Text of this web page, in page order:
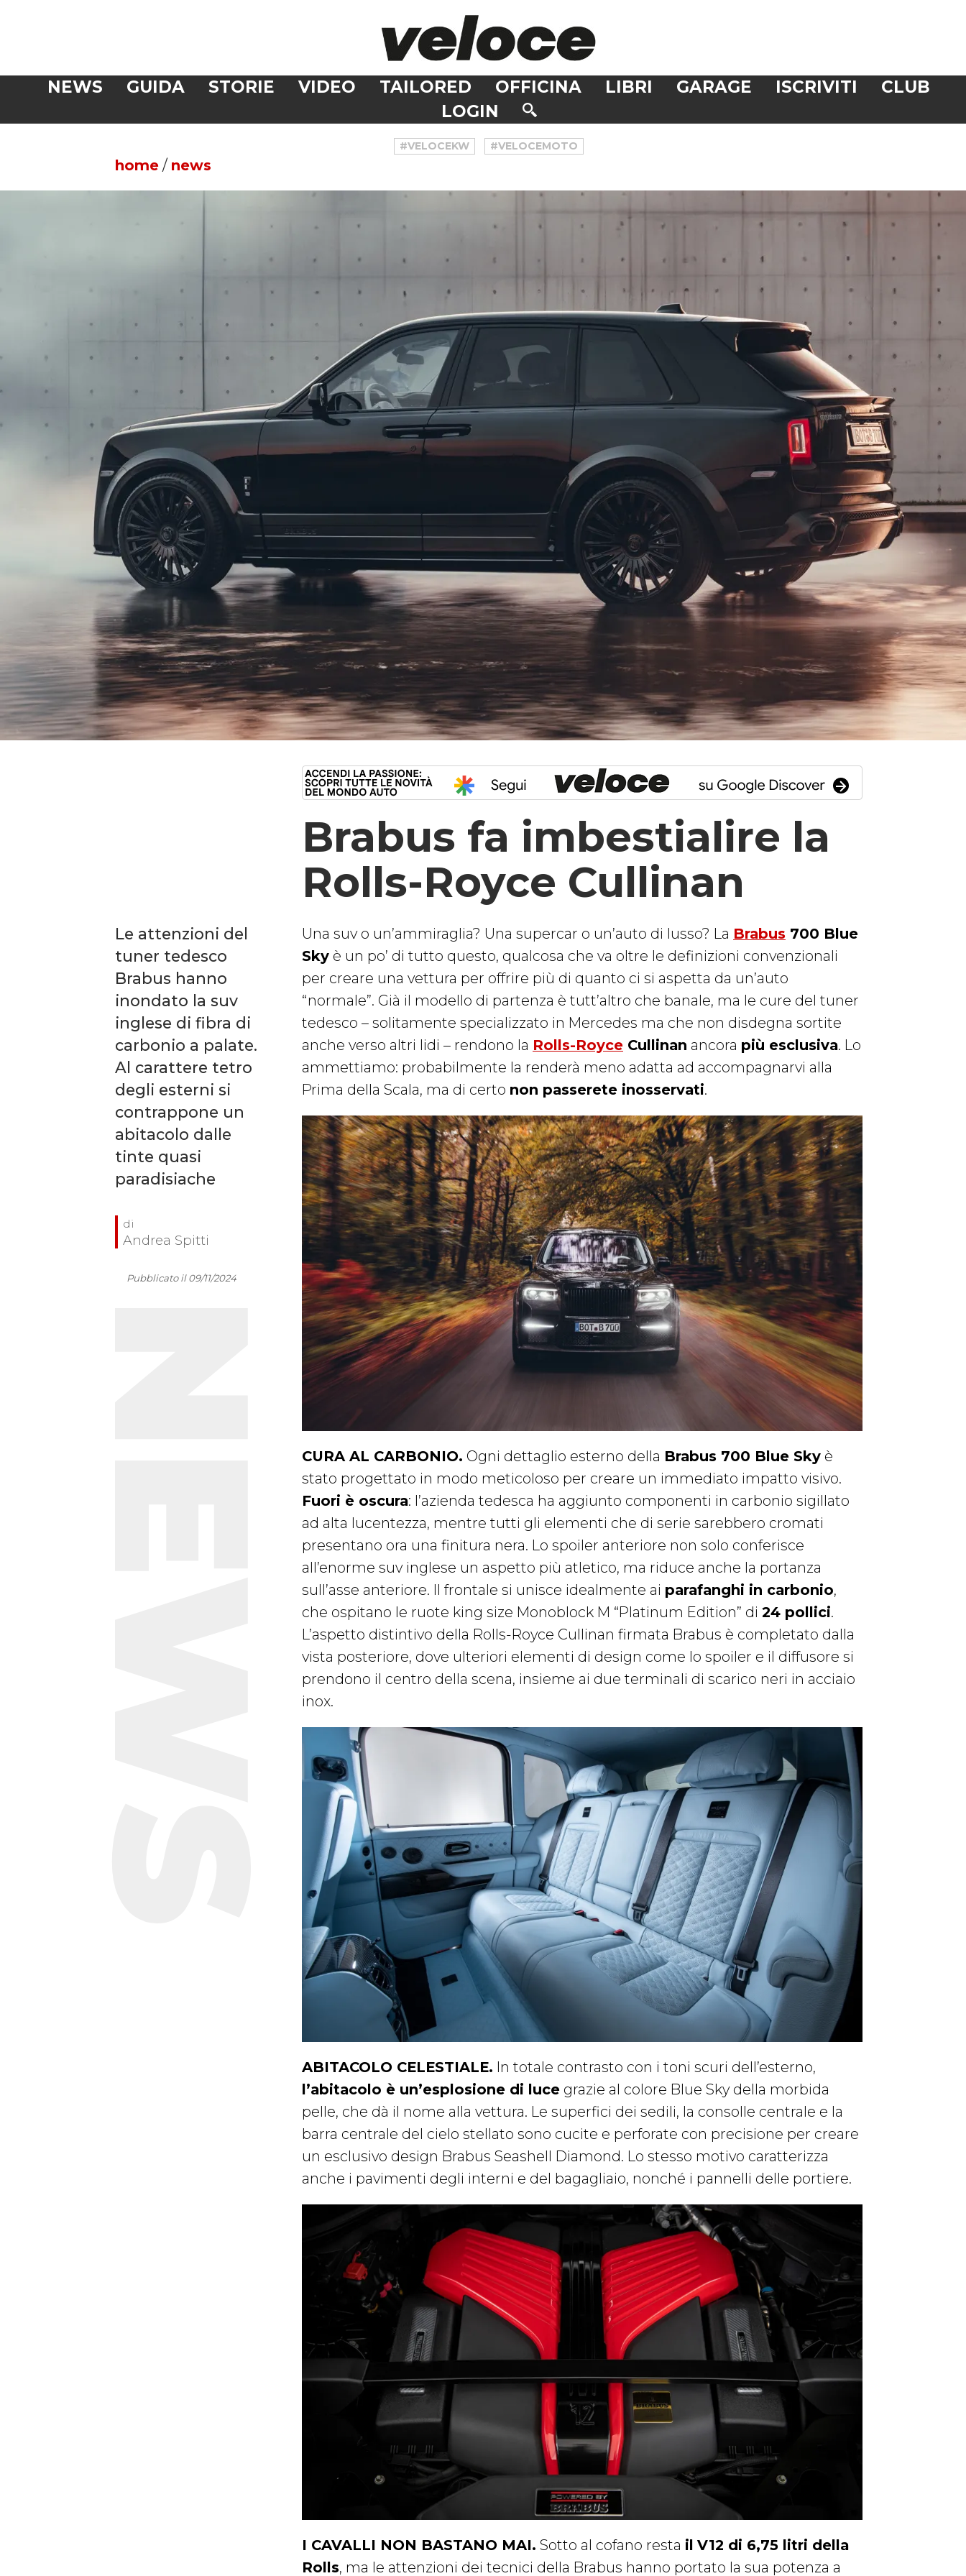
NEWS GUIDA STORIE VIDEO TAILORED OFFICINA LIBRI GARAGE ISCRIVITI
CLUB
LOGIN
#VELOCEKW #VELOCEMOTO
home / news
Brabus fa imbestialire la
Rolls-Royce Cullinan
Le attenzioni del
tuner tedesco
Brabus hanno
inondato la suv
inglese di fibra di
carbonio a palate.
Al carattere tetro
degli esterni si
contrappone un
abitacolo dalle
tinte quasi
paradisiache
Andrea Spitti
Pubblicato il 09/11/2024
Una suv o un’ammiraglia? Una supercar o un’auto di lusso? La Brabus 700 Blue
Sky è un po’ di tutto questo, qualcosa che va oltre le definizioni convenzionali
per creare una vettura per offrire più di quanto ci si aspetta da un’auto
“normale”. Già il modello di partenza è tutt’altro che banale, ma le cure del tuner
tedesco – solitamente specializzato in Mercedes ma che non disdegna sortite
anche verso altri lidi – rendono la Rolls-Royce Cullinan ancora più esclusiva. Lo
ammettiamo: probabilmente la renderà meno adatta ad accompagnarvi alla
Prima della Scala, ma di certo non passerete inosservati.
CURA AL CARBONIO. Ogni dettaglio esterno della Brabus 700 Blue Sky è
stato progettato in modo meticoloso per creare un immediato impatto visivo.
Fuori è oscura: l’azienda tedesca ha aggiunto componenti in carbonio sigillato
ad alta lucentezza, mentre tutti gli elementi che di serie sarebbero cromati
presentano ora una finitura nera. Lo spoiler anteriore non solo conferisce
all’enorme suv inglese un aspetto più atletico, ma riduce anche la portanza
sull’asse anteriore. Il frontale si unisce idealmente ai parafanghi in carbonio,
che ospitano le ruote king size Monoblock M “Platinum Edition” di 24 pollici.
L’aspetto distintivo della Rolls-Royce Cullinan firmata Brabus è completato dalla
vista posteriore, dove ulteriori elementi di design come lo spoiler e il diffusore si
prendono il centro della scena, insieme ai due terminali di scarico neri in acciaio
inox.
ABITACOLO CELESTIALE. In totale contrasto con i toni scuri dell’esterno,
l’abitacolo è un’esplosione di luce grazie al colore Blue Sky della morbida
pelle, che dà il nome alla vettura. Le superfici dei sedili, la consolle centrale e la
barra centrale del cielo stellato sono cucite e perforate con precisione per creare
un esclusivo design Brabus Seashell Diamond. Lo stesso motivo caratterizza
anche i pavimenti degli interni e del bagagliaio, nonché i pannelli delle portiere.
I CAVALLI NON BASTANO MAI. Sotto al cofano resta il V12 di 6,75 litri della
Rolls, ma le attenzioni dei tecnici della Brabus hanno portato la sua potenza a